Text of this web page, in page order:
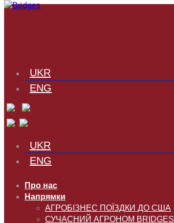
UKR
ENG
UKR
ENG
Про нас
Напрямки
АГРОБІЗНЕС ПОЇЗДКИ ДО США
СУЧАСНИЙ АГРОНОМ BRIDGES